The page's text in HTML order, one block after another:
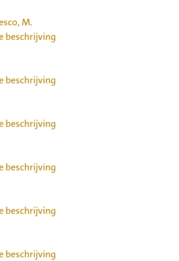
M.
beschrijving
beschrijving
beschrijving
beschrijving
beschrijving
beschrijving